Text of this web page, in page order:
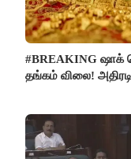
#BREAKING ஷாக்
தங்கம் விலை!